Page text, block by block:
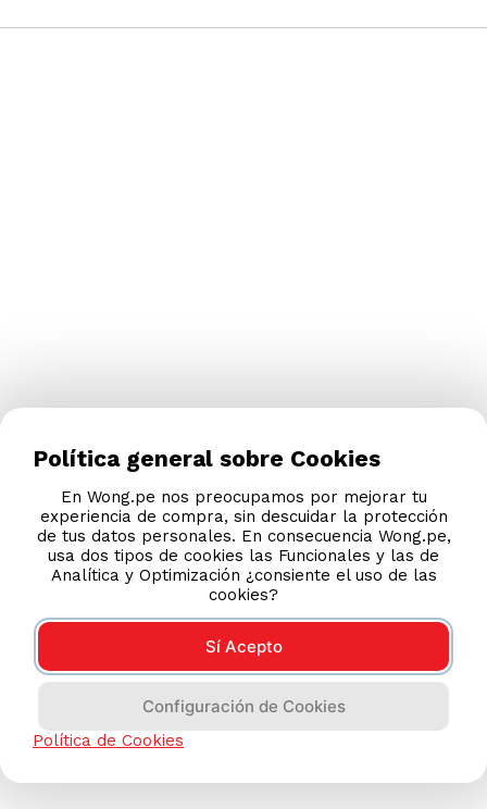
Política general sobre Cookies
En Wong.pe nos preocupamos por mejorar tu
experiencia de compra, sin descuidar la protección
de tus datos personales. En consecuencia Wong.pe,
usa dos tipos de cookies las Funcionales y las de
Analítica y Optimización ¿consiente el uso de las
cookies?
Sí Acepto
Configuración de Cookies
Política de Cookies